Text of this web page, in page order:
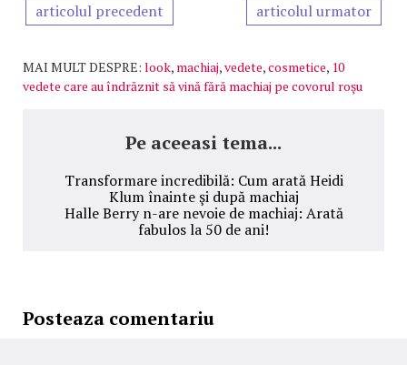
articolul precedent articolul urmator
MAI MULT DESPRE: look, machiaj,vedete,cosmetice, 10
vedete care au îndrăznit să vină fără machiaj pe covorul roşu
Pe aceeasi tema...
Transformare incredibilă: Cum arată Heidi
Klum înainte şi după machiaj
Halle Berry n-are nevoie de machiaj: Arată
fabulos la 50 de ani!
Posteaza comentariu